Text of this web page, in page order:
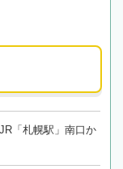
「札幌駅」南口か